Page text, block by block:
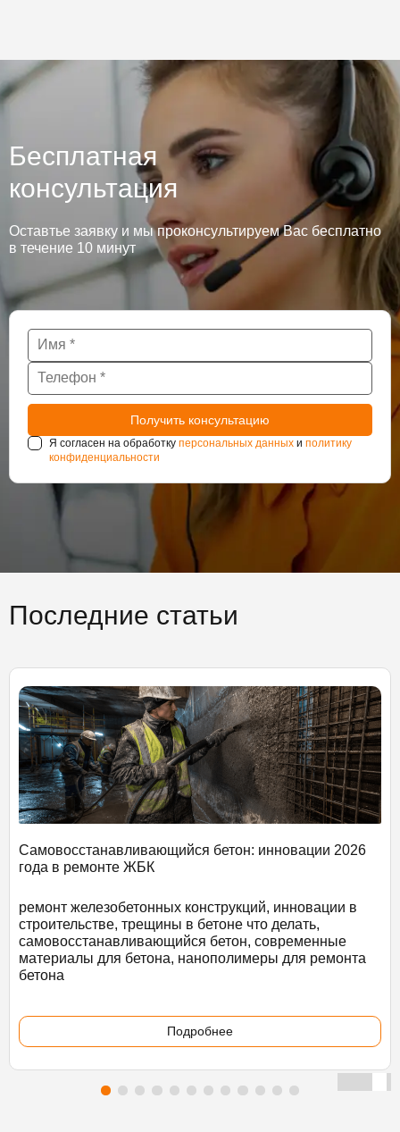
Бесплатная
консультация
Оставтье заявку и мы проконсультируем Вас бесплатно
в течение 10 минут
Я согласен на обработку персональных данных и политику
конфиденциальности
Последние статьи
Самовосстанавливающийся бетон: инновации 2026
года в ремонте ЖБК
ремонт железобетонных конструкций, инновации в
строительстве, трещины в бетоне что делать,
самовосстанавливающийся бетон, современные
материалы для бетона, нанополимеры для ремонта
бетона
Подробнее